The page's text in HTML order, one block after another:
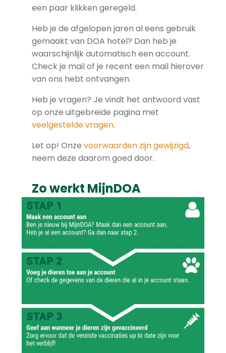
een paar klikken geregeld.
Heb je de afgelopen jaren al eens gebruik
gemaakt van DOA hotel? Dan heb je
waarschijnlijk automatisch een account.
Check je mail of je recent een mail hierover
van ons hebt ontvangen.
Heb je vragen? Je vindt het antwoord vast
op onze uitgebreide pagina met
veelgestelde vragen.
Let op! Onze voorwaarden zijn gewijzigd,
neem deze daarom goed door.
Zo werkt MijnDOA